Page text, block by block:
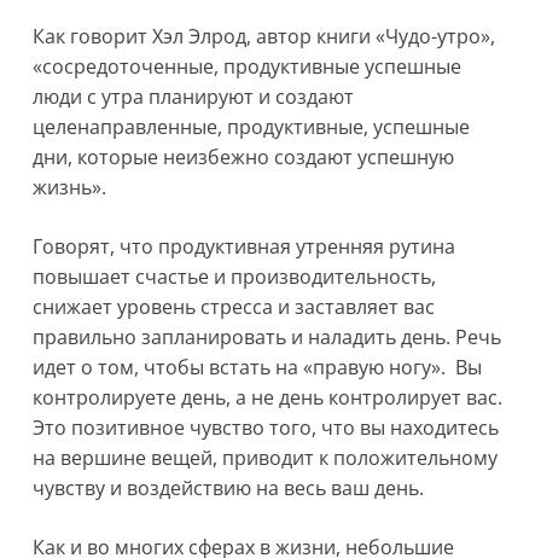
Как говорит Хэл Элрод, автор книги «Чудо-утро»,
«сосредоточенные, продуктивные успешные
люди с утра планируют и создают
целенаправленные, продуктивные, успешные
дни, которые неизбежно создают успешную
жизнь».
Говорят, что продуктивная утренняя рутина
повышает счастье и производительность,
снижает уровень стресса и заставляет вас
правильно запланировать и наладить день. Речь
идет о том, чтобы встать на «правую ногу». Вы
контролируете день, а не день контролирует вас.
Это позитивное чувство того, что вы находитесь
на вершине вещей, приводит к положительному
чувству и воздействию на весь ваш день.
Как и во многих сферах в жизни, небольшие